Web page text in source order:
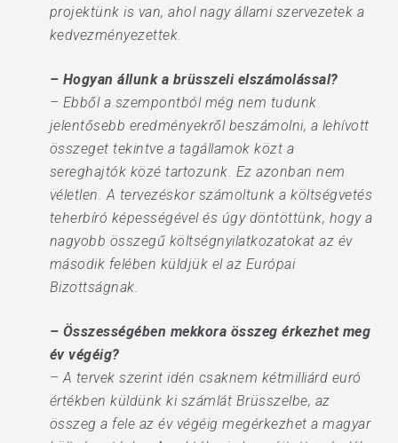
projektünk is van, ahol nagy állami szervezetek a
kedvezményezettek.
– Hogyan állunk a brüsszeli elszámolással?
– Ebből a szempontból még nem tudunk
jelentősebb eredményekről beszámolni, a lehívott
összeget tekintve a tagállamok közt a
sereghajtók közé tartozunk. Ez azonban nem
véletlen. A tervezéskor számoltunk a költségvetés
teherbíró képességével és úgy döntöttünk, hogy a
nagyobb összegű költségnyilatkozatokat az év
második felében küldjük el az Európai
Bizottságnak.
– Összességében mekkora összeg érkezhet meg
év végéig?
– A tervek szerint idén csaknem kétmilliárd euró
értékben küldünk ki számlát Brüsszelbe, az
összeg a fele az év végéig megérkezhet a magyar